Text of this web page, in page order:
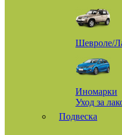
Шевроле/
Иномарки
Уход за
Подвеска